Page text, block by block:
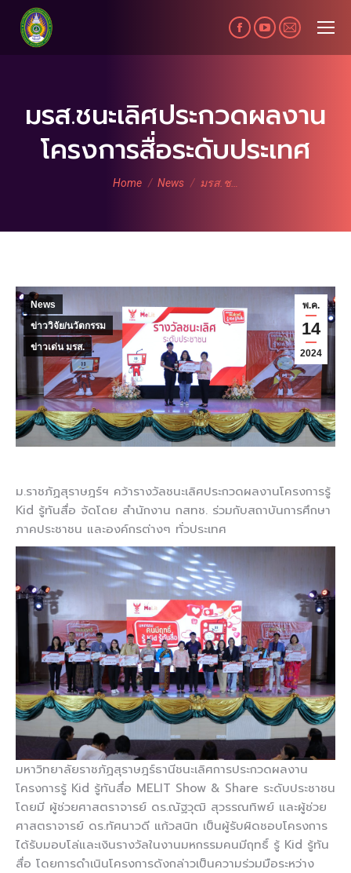
Facebook
page
new
window
YouTube
page
new
window
Mail
page
new
window
มรส.ชนะเลิศประกวดผลงาน
โครงการสื่อระดับประเทศ
You are here:
Home News มรส.ช…
พ.ค.
14
2024
News
ข่าววิจัย/นวัตกรรม
ข่าวเด่น มรส.
ม.ราชภัฏสุราษฎร์ฯ คว้ารางวัลชนะเลิศประกวดผลงานโครงการรู้
Kid รู้ทันสื่อ จัดโดย สำนักงาน กสทช. ร่วมกับสถาบันการศึกษา
ภาคประชาชน และองค์กรต่างๆ ทั่วประเทศ
มหาวิทยาลัยราชภัฏสุราษฎร์ธานีชนะเลิศการประกวดผลงาน
โครงการรู้ Kid รู้ทันสื่อ MELIT Show & Share ระดับประชาชน
โดยมี ผู้ช่วยศาสตราจารย์ ดร.ณัฐวุฒิ สุวรรณทิพย์ และผู้ช่วย
ศาสตราจารย์ ดร.ทัศนาวดี แก้วสนิท เป็นผู้รับผิดชอบโครงการ
ได้รับมอบโล่และเงินรางวัลในงานมหกรรมคนมีฤทธิ์ รู้ Kid รู้ทัน
สื่อ โดยการดำเนินโครงการดังกล่าวเป็นความร่วมมือระหว่าง